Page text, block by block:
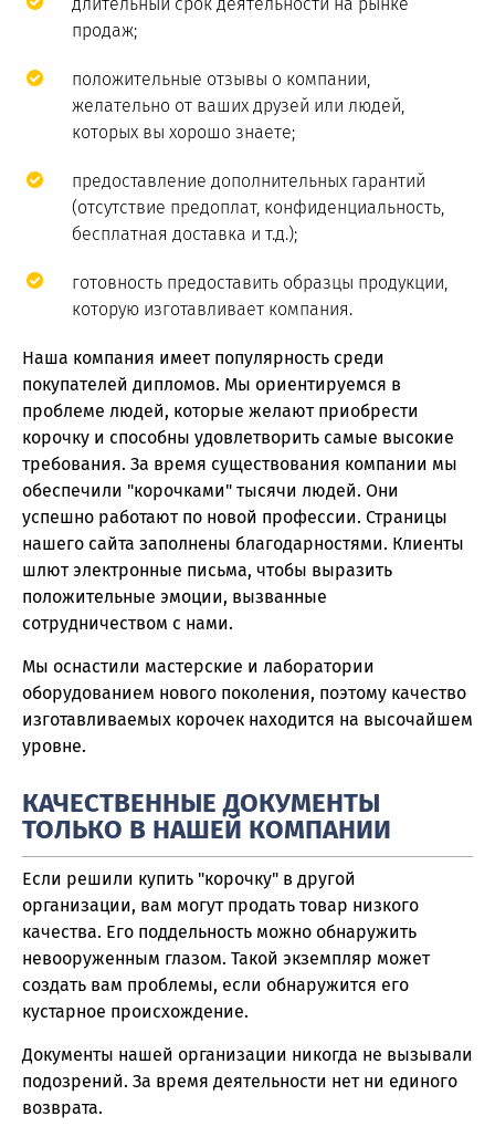
продаж;
положительные отзывы о компании,
желательно от ваших друзей или людей,
которых вы хорошо знаете;
предоставление дополнительных гарантий
(отсутствие предоплат, конфиденциальность,
бесплатная доставка и т.д.);
готовность предоставить образцы продукции,
которую изготавливает компания.
Наша компания имеет популярность среди
покупателей дипломов. Мы ориентируемся в
проблеме людей, которые желают приобрести
корочку и способны удовлетворить самые высокие
требования. За время существования компании мы
обеспечили "корочками" тысячи людей. Они
успешно работают по новой профессии. Страницы
нашего сайта заполнены благодарностями. Клиенты
шлют электронные письма, чтобы выразить
положительные эмоции, вызванные
сотрудничеством с нами.
Мы оснастили мастерские и лаборатории
оборудованием нового поколения, поэтому качество
изготавливаемых корочек находится на высочайшем
уровне.
КАЧЕСТВЕННЫЕ ДОКУМЕНТЫ
ТОЛЬКО В НАШЕЙ КОМПАНИИ
Если решили купить "корочку" в другой
организации, вам могут продать товар низкого
качества. Его поддельность можно обнаружить
невооруженным глазом. Такой экземпляр может
создать вам проблемы, если обнаружится его
кустарное происхождение.
Документы нашей организации никогда не вызывали
подозрений. За время деятельности нет ни единого
возврата.